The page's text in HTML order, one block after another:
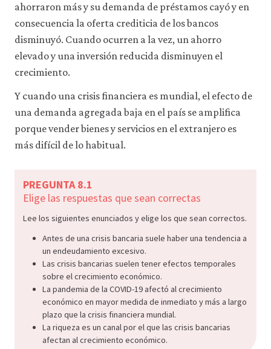
ahorraron más y su demanda de préstamos cayó y en
consecuencia la oferta crediticia de los bancos
disminuyó. Cuando ocurren a la vez, un ahorro
elevado y una inversión reducida disminuyen el
crecimiento.
Y cuando una crisis financiera es mundial, el efecto de
una demanda agregada baja en el país se amplifica
porque vender bienes y servicios en el extranjero es
más difícil de lo habitual.
PREGUNTA 8.1
Elige las respuestas que sean correctas
Lee los siguientes enunciados y elige los que sean correctos.
Antes de una crisis bancaria suele haber una tendencia a
un endeudamiento excesivo.
Las crisis bancarias suelen tener efectos temporales
sobre el crecimiento económico.
La pandemia de la COVID-19 afectó al crecimiento
económico en mayor medida de inmediato y más a largo
plazo que la crisis financiera mundial.
La riqueza es un canal por el que las crisis bancarias
afectan al crecimiento económico.